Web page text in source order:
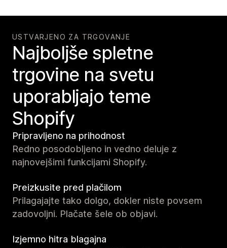
USTVARJENO ZA TRGOVANJE
Najboljše spletne
trgovine na svetu
uporabljajo teme
Shopify
Pripravljeno na prihodnost
Redno posodobljeno in vedno deluje z
najnovejšimi funkcijami Shopify.
Preizkusite pred plačilom
Prilagajajte tako dolgo, dokler niste povsem
zadovoljni. Plačate šele ob objavi.
Izjemno hitra blagajna